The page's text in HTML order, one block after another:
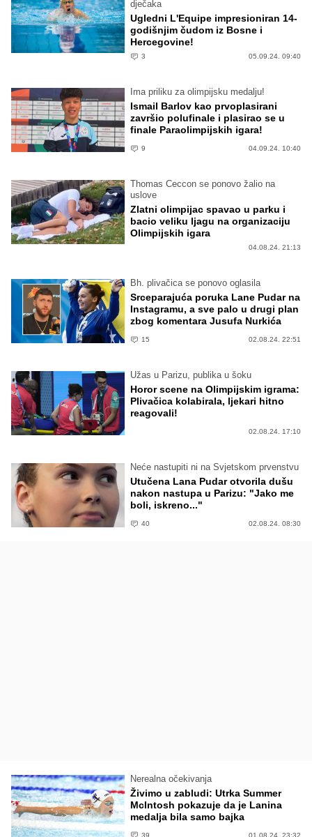
dječaka
Ugledni L'Equipe impresioniran 14-
godišnjim čudom iz Bosne i
Hercegovine!
3 05.09.24. 09:40
Ima priliku za olimpijsku medalju!
Ismail Barlov kao prvoplasirani
završio polufinale i plasirao se u
finale Paraolimpijskih igara!
9 04.09.24. 10:40
Thomas Ceccon se ponovo žalio na
uslove
Zlatni olimpijac spavao u parku i
bacio veliku ljagu na organizaciju
Olimpijskih igara
04.08.24. 21:13
Bh. plivačica se ponovo oglasila
Srceparajuća poruka Lane Pudar na
Instagramu, a sve palo u drugi plan
zbog komentara Jusufa Nurkića
15 02.08.24. 22:51
Užas u Parizu, publika u šoku
Horor scene na Olimpijskim igrama:
Plivačica kolabirala, ljekari hitno
reagovali!
02.08.24. 17:10
Neće nastupiti ni na Svjetskom prvenstvu
Utučena Lana Pudar otvorila dušu
nakon nastupa u Parizu: "Jako me
boli, iskreno..."
40 02.08.24. 08:30
Nerealna očekivanja
Živimo u zabludi: Utrka Summer
McIntosh pokazuje da je Lanina
medalja bila samo bajka
39 01.08.24. 23:32